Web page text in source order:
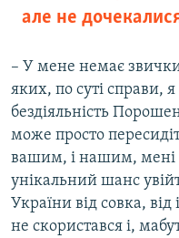
але не
– У мене немає
яких, по суті справи,
бездіяльність
може просто
вашим, і нашим, мені
унікальний шанс
України від совка,
не скористався і,